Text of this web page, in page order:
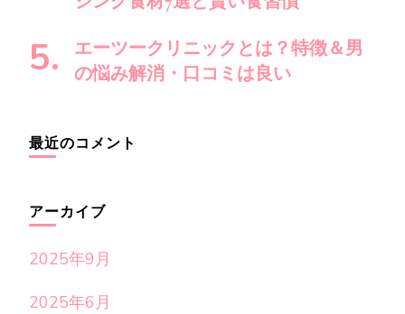
エーツークリニックとは？特徴＆男
の悩み解消・口コミは良い
最近のコメント
アーカイブ
2025年9月
2025年6月